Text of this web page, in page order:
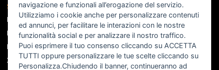
navigazione e funzionali all’erogazione del servizio.
Utilizziamo i cookie anche per personalizzare contenuti
ed annunci, per facilitare le interazioni con le nostre
funzionalità social e per analizzare il nostro traffico.
Puoi esprimere il tuo consenso cliccando su ACCETTA
TUTTI oppure personalizzare le tue scelte cliccando su
Personalizza.Chiudendo il banner, continueranno ad
Seguici sui social
Facebook
Instagram
Linkedin
X